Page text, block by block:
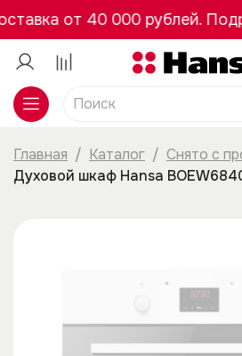
от 40 000 рублей.
Главная Каталог
Снято с
Духовой шкаф Hansa